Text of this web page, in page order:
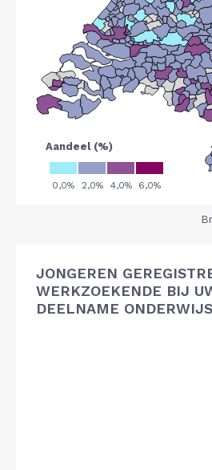
JONGEREN
WERKZOEKENDE BIJ
DEELNAME ONDERWIJS